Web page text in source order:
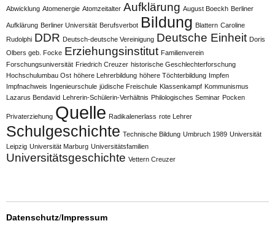
Abwicklung Atomenergie Atomzeitalter Aufklärung August Boeckh Berliner
Aufklärung Berliner Universität Berufsverbot Bildung Blattern Caroline
Rudolphi DDR Deutsch-deutsche Vereinigung Deutsche Einheit Doris
Olbers geb. Focke Erziehungsinstitut Familienverein
Forschungsuniversität Friedrich Creuzer historische Geschlechterforschung
Hochschulumbau Ost höhere Lehrerbildung höhere Töchterbildung Impfen
Impfnachweis Ingenieurschule jüdische Freischule Klassenkampf Kommunismus
Lazarus Bendavid Lehrerin-Schülerin-Verhältnis Philologisches Seminar Pocken
Privaterziehung Quelle Radikalenerlass rote Lehrer
Schulgeschichte Technische Bildung Umbruch 1989 Universität
Leipzig Universität Marburg Universitätsfamilien
Universitätsgeschichte Vettern Creuzer
Datenschutz/Impressum